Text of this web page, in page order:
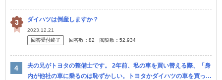
ダイハツは倒産しますか？
2023.12.21
回答受付終了
回答数： 82 閲覧数： 52,934
夫の兄がトヨタの整備士です。 2年前、私の車を買い替える際、「身
内が他社の車に乗るのは恥ずかしい。トヨタかダイハツの車を買って